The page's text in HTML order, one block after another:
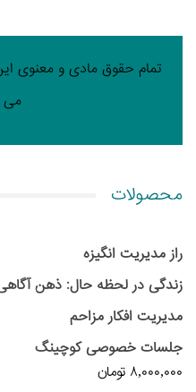
تمام حقوق مادی و معنوی
می
محصولات
راز مدیریت انگیزه
زندگی در لحظه حال: ذهن
مدیریت افکار مزاحم
جلسات خصوصی کوچینگ
۸,۰۰۰,۰۰۰ تومان